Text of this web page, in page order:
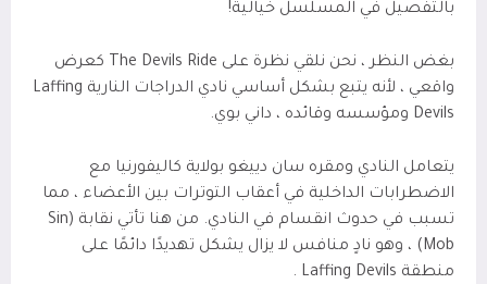
بالتفصيل في المسلسل خيالية!
بغض النظر ، نحن نلقي نظرة على The Devils Ride كعرض
واقعي ، لأنه يتبع بشكل أساسي نادي الدراجات النارية Laffing
Devils ومؤسسه وقائده ، داني بوي.
يتعامل النادي ومقره سان دييغو بولاية كاليفورنيا مع
الاضطرابات الداخلية في أعقاب التوترات بين الأعضاء ، مما
تسبب في حدوث انقسام في النادي. من هنا تأتي نقابة (Sin
Mob) ، وهو نادٍ منافس لا يزال يشكل تهديدًا دائمًا على
منطقة Laffing Devils .